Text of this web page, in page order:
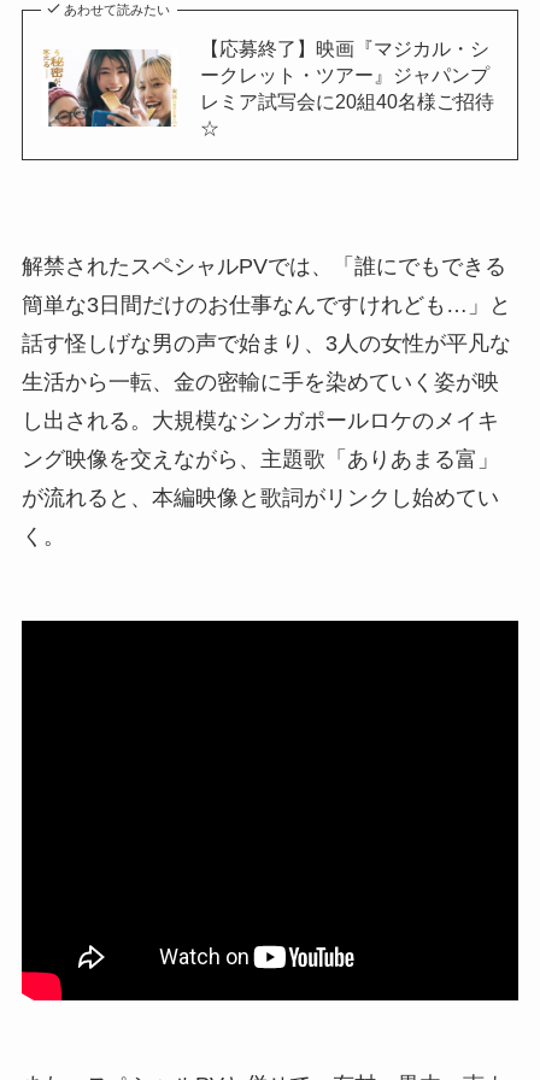
あわせて読みたい
【応募終了】映画『マジカル・シ
ークレット・ツアー』ジャパンプ
レミア試写会に20組40名様ご招待
☆
解禁されたスペシャルPVでは、「誰にでもできる
簡単な3日間だけのお仕事なんですけれども…」と
話す怪しげな男の声で始まり、3人の女性が平凡な
生活から一転、金の密輸に手を染めていく姿が映
し出される。大規模なシンガポールロケのメイキ
ング映像を交えながら、主題歌「ありあまる富」
が流れると、本編映像と歌詞がリンクし始めてい
く。